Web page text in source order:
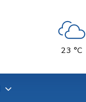
23 °C